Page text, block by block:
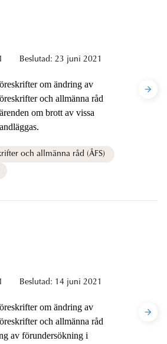
Beslutad: 23 juni 2021
om ändring av
och allmänna råd
om brott av vissa
och allmänna råd (ÅFS)
Beslutad: 14 juni 2021
om ändring av
och allmänna råd
av förundersökning i